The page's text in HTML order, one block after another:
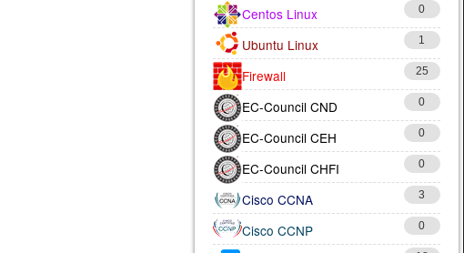
Centos Linux 0
Ubuntu Linux 1
Firewall 25
EC-Council CND 0
EC-Council CEH 0
EC-Council CHFI 0
Cisco CCNA 3
Cisco CCNP 0